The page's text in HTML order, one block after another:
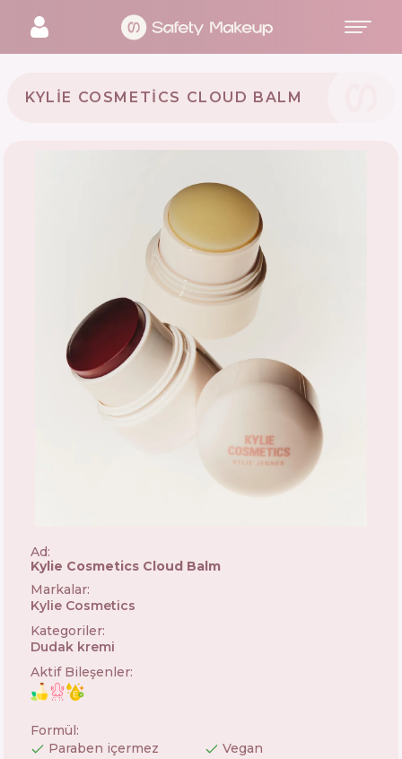
KYLIE COSMETICS CLOUD BALM
Ad:
Kylie Cosmetics Cloud Balm
Markalar:
Kylie Cosmetics
Kategoriler:
Dudak kremi
Aktif Bileşenler:
Formül:
Paraben içermez
Vegan